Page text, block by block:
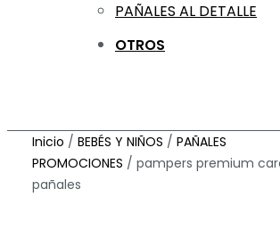
PAÑALES AL DETALLE
OTROS
Inicio / BEBÉS Y NIÑOS / PAÑALES
PROMOCIONES / pampers premium
pañales